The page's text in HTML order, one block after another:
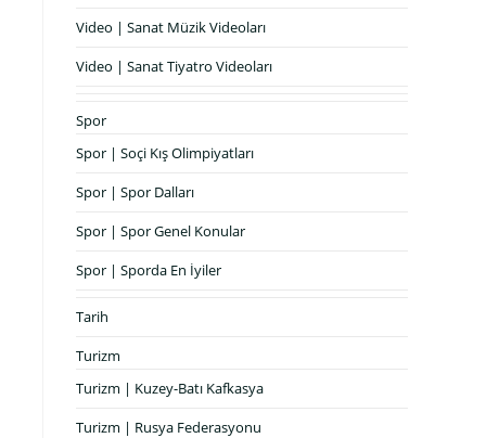
Video | Sanat Müzik Videoları
Video | Sanat Tiyatro Videoları
Spor
Spor | Soçi Kış Olimpiyatları
Spor | Spor Dalları
Spor | Spor Genel Konular
Spor | Sporda En İyiler
Tarih
Turizm
Turizm | Kuzey-Batı Kafkasya
Turizm | Rusya Federasyonu